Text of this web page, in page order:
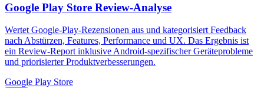
Google Play Store Review-Analyse
Wertet Google-Play-Rezensionen aus und kategorisiert Feedback
nach Abstürzen, Features, Performance und UX. Das Ergebnis ist
ein Review-Report inklusive Android-spezifischer Geräteprobleme
und priorisierter Produktverbesserungen.
Google Play Store